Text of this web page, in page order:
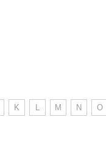
K L M N O